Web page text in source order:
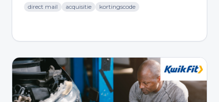
direct mail acquisitie kortingscode